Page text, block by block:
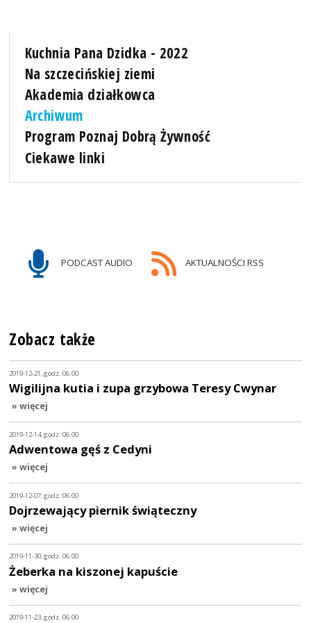
Kuchnia Pana Dzidka - 2022
Na szczecińskiej ziemi
Akademia działkowca
Archiwum
Program Poznaj Dobrą Żywność
Ciekawe linki
PODCAST AUDIO AKTUALNOŚCI RSS
Zobacz także
2019-12-21, godz. 06:00
Wigilijna kutia i zupa grzybowa Teresy Cwynar
» więcej
2019-12-14, godz. 06:00
Adwentowa gęś z Cedyni
» więcej
2019-12-07, godz. 06:00
Dojrzewający piernik świąteczny
» więcej
2019-11-30, godz. 06:00
Żeberka na kiszonej kapuście
» więcej
2019-11-23, godz. 06:00